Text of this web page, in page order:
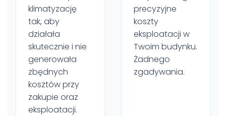
klimatyzację
tak, aby
działała
skutecznie i nie
generowała
zbędnych
kosztów przy
zakupie oraz
eksploatacji.
precyzyjne
koszty
eksploatacji w
Twoim budynku.
Żadnego
zgadywania.